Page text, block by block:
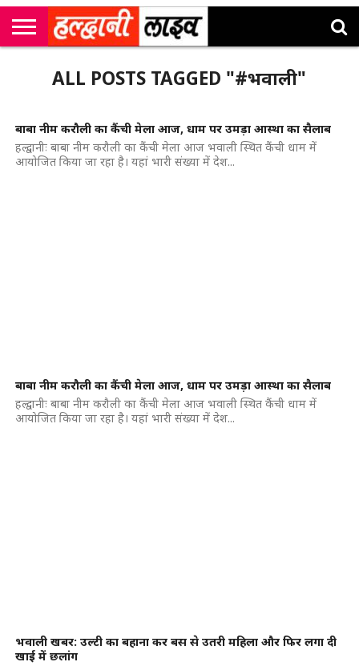
कॉर्नर
उत्तराखंड
मनोरंजन
सम्पादकीय
अलर्ट्सALL POSTS TAGGED "#भवाली"
बाबा नीम करौली का कैंची मेला आज, धाम पर उमड़ा आस्‍था का सैलाब
हल्द्वानीः बाबा नीम करौली का कैंची मेला आज भवाली स्थित कैंची धाम में
आयोजित किया जा रहा है। यहां भारी संख्या में देश...
बाबा नीम करौली का कैंची मेला आज, धाम पर उमड़ा आस्‍था का सैलाब
हल्द्वानीः बाबा नीम करौली का कैंची मेला आज भवाली स्थित कैंची धाम में
आयोजित किया जा रहा है। यहां भारी संख्या में देश...
भवाली खबर: उल्टी का बहाना कर बस से उतरी महिला और फिर लगा दी
खाई में छलांग